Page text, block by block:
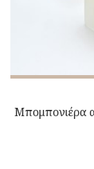
Μπομπονιέρα